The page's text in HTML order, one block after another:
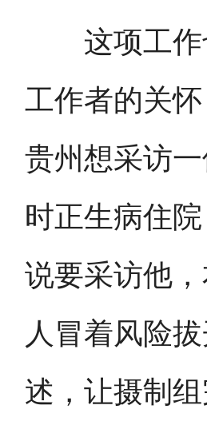
这项工作
工作者的关
贵州想采访
时正生病住
说要采访他
人冒着风险
述，让摄制